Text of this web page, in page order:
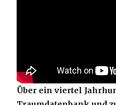
Über ein viertel